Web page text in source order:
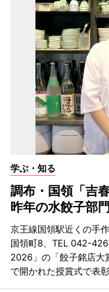
学ぶ・知る
調布・国領「吉
昨年の水餃子部
京王線国領駅近くの手
国領町8、TEL 042-
2026」の「餃子銘店大
で開かれた授賞式で表彰